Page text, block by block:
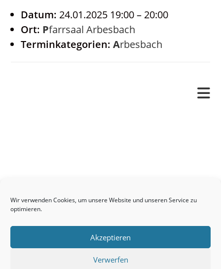
Wir verwenden Cookies, um unsere Website und unseren Service zu
optimieren.
Akzeptieren
Verwerfen
Datum: 24.01.2025 19:00– 20:00
Ort:
Pfarrsaal Arbesbach
Terminkategorien:
Arbesbach
Kontakt
Links
Neuigkeiten
Seelsorge / Sakramente